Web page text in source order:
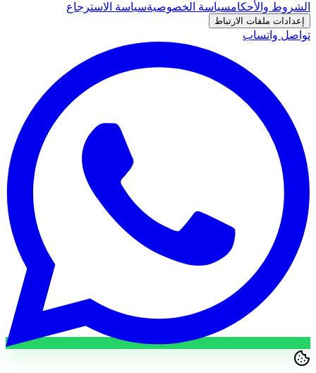
الشروط والأحكامسياسة الخصوصيةسياسة الاسترجاع
إعدادات ملفات الارتباط
تواصل واتساب